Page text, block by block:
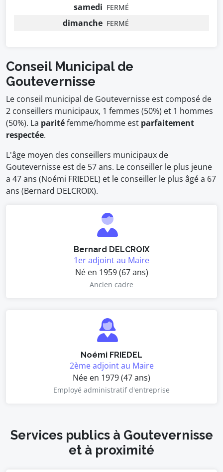
samedi FERMÉ
dimanche FERMÉ
Conseil Municipal de
Goutevernisse
Le conseil municipal de Goutevernisse est composé de
2 conseillers municipaux, 1 femmes (50%) et 1 hommes
(50%). La paritéfemme/homme est parfaitement
respectée.
L'âge moyen des conseillers municipaux de
Goutevernisse est de 57 ans. Le conseiller le plus jeune
a 47 ans (Noémi FRIEDEL) et le conseiller le plus âgé a 67
ans (Bernard DELCROIX).
Bernard DELCROIX
1er adjoint au Maire
Né en 1959 (67 ans)
Ancien cadre
Noémi FRIEDEL
2ème adjoint au Maire
Née en 1979 (47 ans)
Employé administratif d'entreprise
Services publics à Goutevernisse
et à proximité